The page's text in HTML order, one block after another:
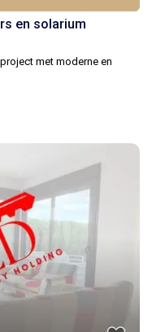
en solarium
met moderne en